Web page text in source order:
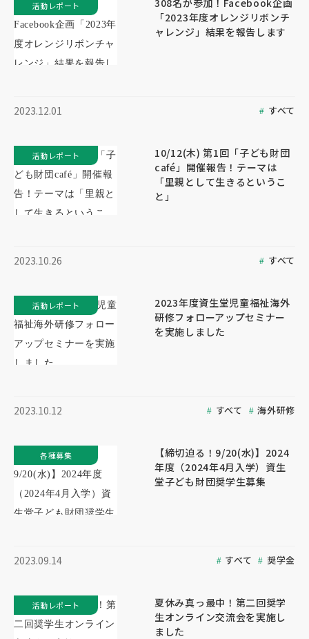
308名が参加！Facebook企画
「2023年度オレンジリボンチ
ャレンジ」結果を報告します
2023.12.01 すべて
活動レポート
10/12(木) 第1回「子ども財団
café」開催報告！テーマは
「里親として生きるというこ
と」
2023.10.26 すべて
活動レポート
2023年度資生堂児童福祉海外
研修フォローアップセミナー
を実施しました
2023.10.12 すべて 海外研修
活動レポート
【締切迫る！9/20(水)】2024
年度（2024年4月入学）資生
堂子ども財団奨学生募集
2023.09.14 すべて 奨学金
各種募集
夏休み真っ最中！第二回奨学
生オンライン交流会を実施し
ました
活動レポート